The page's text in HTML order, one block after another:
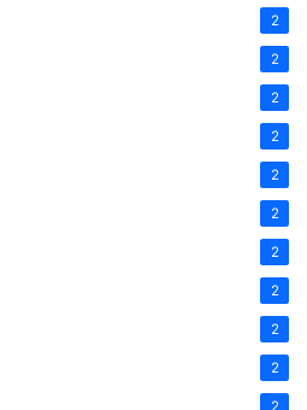
2
2
2
2
2
2
2
2
2
2
2